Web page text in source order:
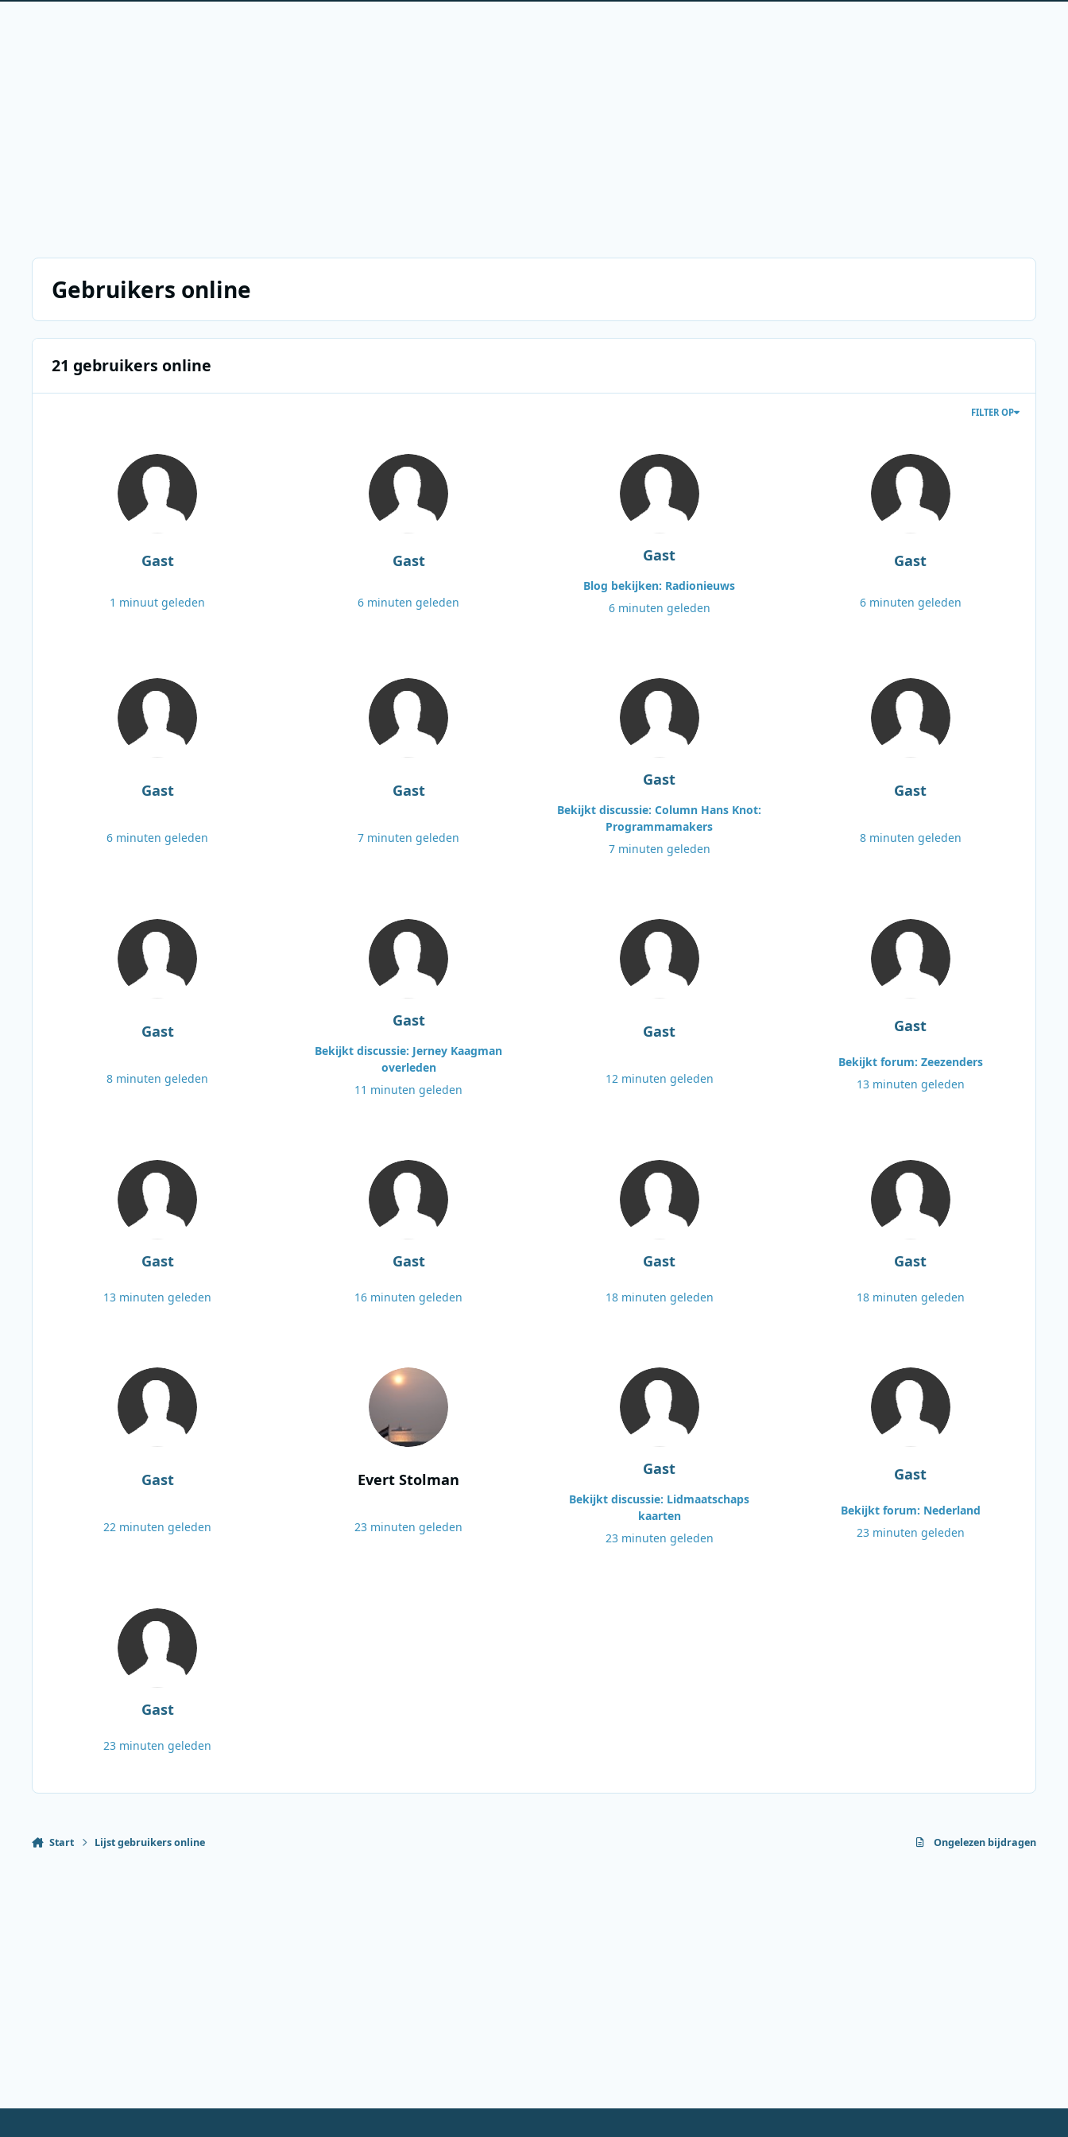
Gebruikers online
21 gebruikers online
FILTER OP
Gast
1 minuut geleden
Gast
6 minuten geleden
Gast
Blog bekijken: Radionieuws
6 minuten geleden
Gast
6 minuten geleden
Gast
6 minuten geleden
Gast
7 minuten geleden
Gast
Bekijkt discussie: Column Hans Knot:
Programmamakers
7 minuten geleden
Gast
8 minuten geleden
Gast
8 minuten geleden
Gast
Bekijkt discussie: Jerney Kaagman
overleden
11 minuten geleden
Gast
12 minuten geleden
Gast
Bekijkt forum: Zeezenders
13 minuten geleden
Gast
13 minuten geleden
Gast
16 minuten geleden
Gast
18 minuten geleden
Gast
18 minuten geleden
Gast
22 minuten geleden
Evert Stolman
23 minuten geleden
Gast
Bekijkt discussie: Lidmaatschaps
kaarten
23 minuten geleden
Gast
Bekijkt forum: Nederland
23 minuten geleden
Gast
23 minuten geleden
Start Lijst gebruikers online Ongelezen bijdragen